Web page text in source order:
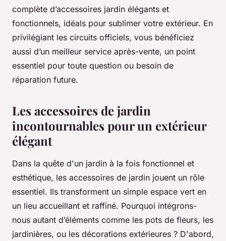
complète d’accessoires jardin élégants et
fonctionnels, idéals pour sublimer votre extérieur. En
privilégiant les circuits officiels, vous bénéficiez
aussi d’un meilleur service après-vente, un point
essentiel pour toute question ou besoin de
réparation future.
Les accessoires de jardin
incontournables pour un extérieur
élégant
Dans la quête d'un jardin à la fois fonctionnel et
esthétique, les accessoires de jardin jouent un rôle
essentiel. Ils transforment un simple espace vert en
un lieu accueillant et raffiné. Pourquoi intégrons-
nous autant d’éléments comme les pots de fleurs, les
jardinières, ou les décorations extérieures ? D'abord,